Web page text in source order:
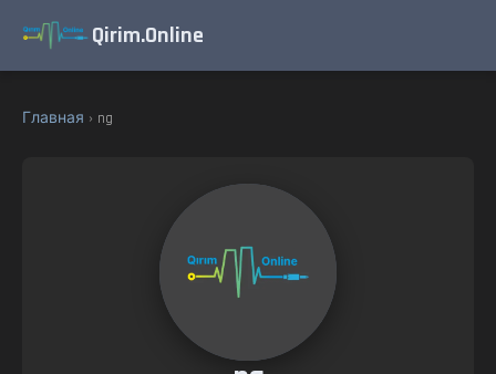
Qirim.Online
Главная › ng